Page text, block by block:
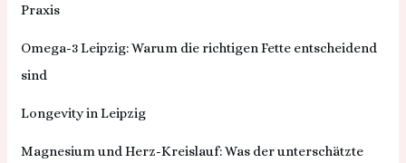
Praxis
Omega-3 Leipzig: Warum die richtigen Fette entscheidend
sind
Longevity in Leipzig
Magnesium und Herz-Kreislauf: Was der unterschätzte